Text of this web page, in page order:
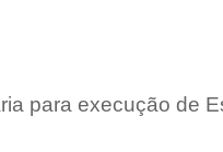
para execução de